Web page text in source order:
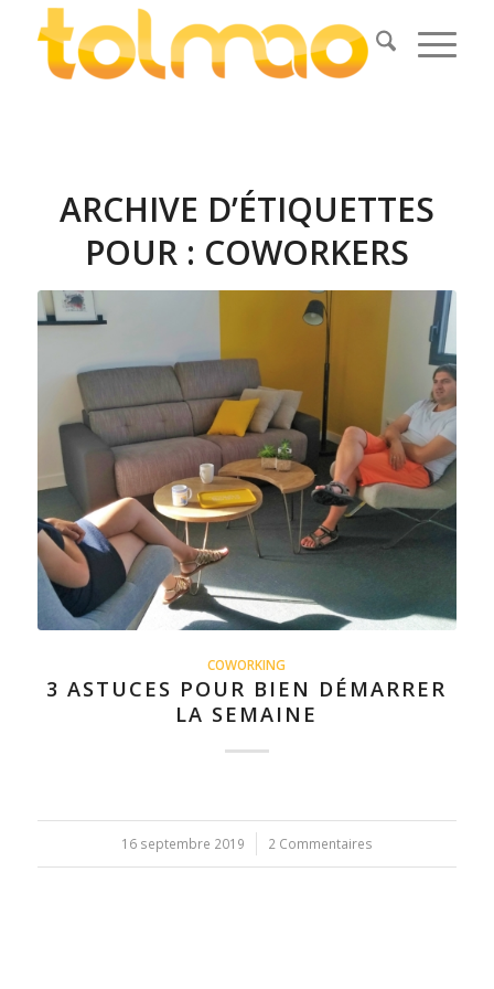
ARCHIVE D’ÉTIQUETTES
POUR : COWORKERS
COWORKING
3 ASTUCES POUR BIEN DÉMARRER
LA SEMAINE
16 septembre 2019
/ 2 Commentaires